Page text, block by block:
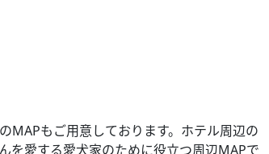
MAPもご用意しております。ホテル周辺の
を愛する愛犬家のために役立つ周辺MAPで